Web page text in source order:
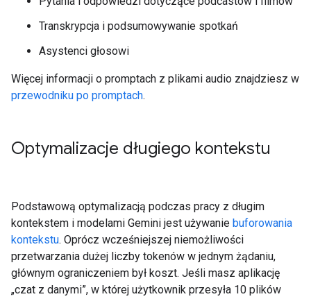
Transkrypcja i podsumowywanie spotkań
Asystenci głosowi
Więcej informacji o promptach z plikami audio znajdziesz w
przewodniku po promptach.
Optymalizacje długiego kontekstu
Podstawową optymalizacją podczas pracy z długim
kontekstem i modelami Gemini jest używanie buforowania
kontekstu. Oprócz wcześniejszej niemożliwości
przetwarzania dużej liczby tokenów w jednym żądaniu,
głównym ograniczeniem był koszt. Jeśli masz aplikację
„czat z danymi”, w której użytkownik przesyła 10 plików